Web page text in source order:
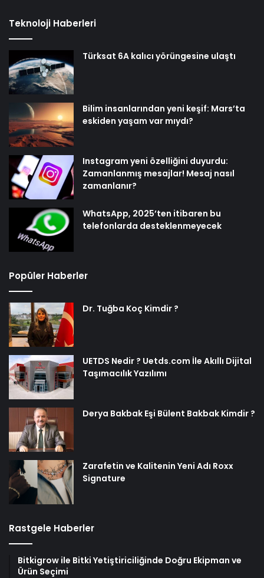
Teknoloji Haberleri
Türksat 6A kalıcı yörüngesine ulaştı
Bilim insanlarından yeni keşif: Mars’ta
eskiden yaşam var mıydı?
Instagram yeni özelliğini duyurdu:
Zamanlanmış mesajlar! Mesaj nasıl
zamanlanır?
WhatsApp, 2025’ten itibaren bu
telefonlarda desteklenmeyecek
Popüler Haberler
Dr. Tuğba Koç Kimdir ?
UETDS Nedir ? Uetds.com İle Akıllı Dijital
Taşımacılık Yazılımı
Derya Bakbak Eşi Bülent Bakbak Kimdir ?
Zarafetin ve Kalitenin Yeni Adı Roxx
Signature
Rastgele Haberler
Bitkigrow ile Bitki Yetiştiriciliğinde Doğru Ekipman ve
Ürün Seçimi